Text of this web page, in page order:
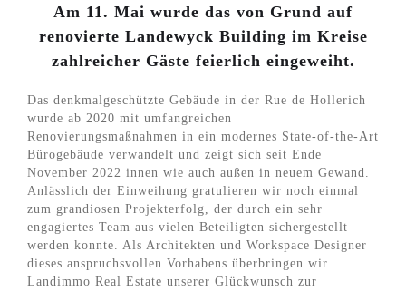
Am 11. Mai wurde das von Grund auf
renovierte Landewyck Building im Kreise
zahlreicher Gäste feierlich eingeweiht.
Das denkmalgeschützte Gebäude in der Rue de Hollerich
wurde ab 2020 mit umfangreichen
Renovierungsmaßnahmen in ein modernes State-of-the-Art
Bürogebäude verwandelt und zeigt sich seit Ende
November 2022 innen wie auch außen in neuem Gewand.
Anlässlich der Einweihung gratulieren wir noch einmal
zum grandiosen Projekterfolg, der durch ein sehr
engagiertes Team aus vielen Beteiligten sichergestellt
werden konnte. Als Architekten und Workspace Designer
dieses anspruchsvollen Vorhabens überbringen wir
Landimmo Real Estate unserer Glückwunsch zur